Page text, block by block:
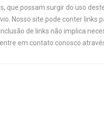
que possam surgir do uso
Nosso site pode conter
de links não implica
em contato conosco